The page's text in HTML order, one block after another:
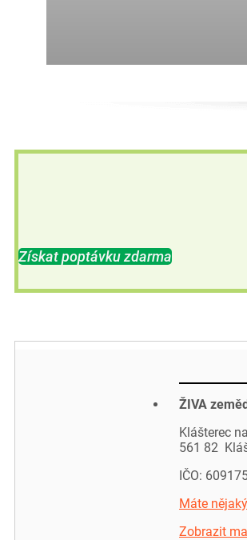
Získat poptávku zdarma
ŽIVA
Klášterec
561 82
IČO:
Máte
Zobrazit